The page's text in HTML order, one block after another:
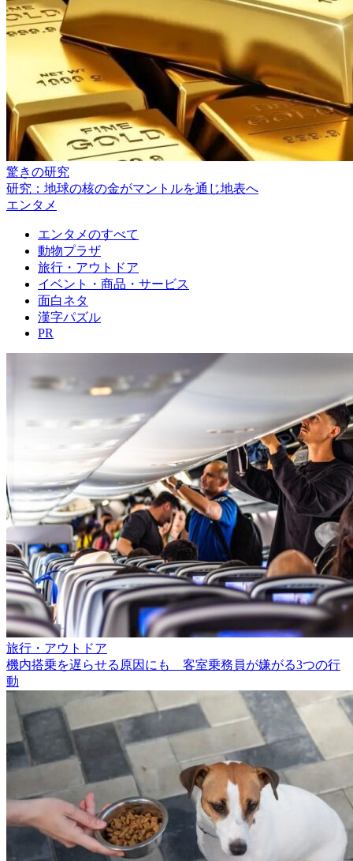
驚きの研究
研究：地球の核の金がマントルを通じ地表へ
エンタメ
エンタメのすべて
動物プラザ
旅行・アウトドア
イベント・商品・サービス
面白ネタ
漢字パズル
PR
旅行・アウトドア
機内搭乗を遅らせる原因にも 客室乗務員が嫌がる3つの行
動